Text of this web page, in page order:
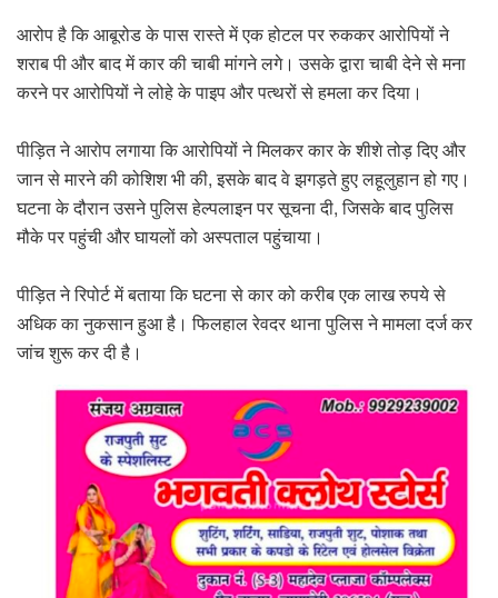
आरोप है कि आबूरोड के पास रास्ते में एक होटल पर रुककर आरोपियों ने
शराब पी और बाद में कार की चाबी मांगने लगे। उसके द्वारा चाबी देने से मना
करने पर आरोपियों ने लोहे के पाइप और पत्थरों से हमला कर दिया।
पीड़ित ने आरोप लगाया कि आरोपियों ने मिलकर कार के शीशे तोड़ दिए और
जान से मारने की कोशिश भी की, इसके बाद वे झगड़ते हुए लहूलुहान हो गए।
घटना के दौरान उसने पुलिस हेल्पलाइन पर सूचना दी, जिसके बाद पुलिस
मौके पर पहुंची और घायलों को अस्पताल पहुंचाया।
पीड़ित ने रिपोर्ट में बताया कि घटना से कार को करीब एक लाख रुपये से
अधिक का नुकसान हुआ है। फिलहाल रेवदर थाना पुलिस ने मामला दर्ज कर
जांच शुरू कर दी है।